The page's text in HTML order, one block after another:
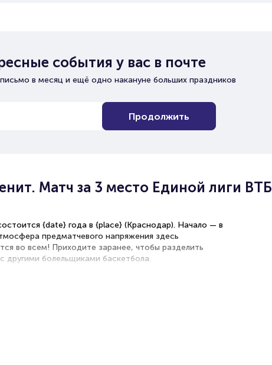
события у вас в почте
в месяц и ещё одно накануне больших праздников
Продолжить
Матч за 3 место Единой лиги ВТБ
{date} года в {place} (Краснодар). Начало — в
предматчевого напряжения здесь
во всем! Приходите заранее, чтобы разделить
другими болельщиками баскетбола.